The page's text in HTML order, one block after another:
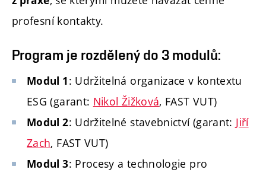
profesní kontakty.
Program je rozdělený do 3 modulů:
Modul 1: Udržitelná organizace v kontextu
ESG (garant: Nikol Žižková, FAST VUT)
Modul 2: Udržitelné stavebnictví (garant: Jiří
Zach, FAST VUT)
Modul 3: Procesy a technologie pro